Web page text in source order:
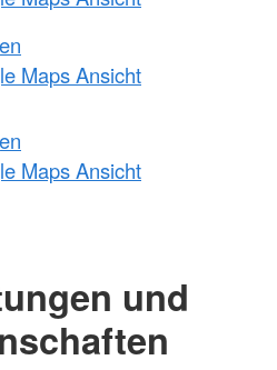
Maps Ansicht
Maps Ansicht
und